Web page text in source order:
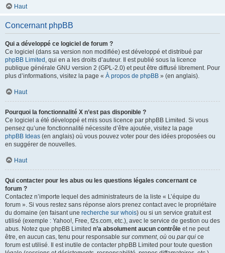
Haut
Concernant phpBB
Qui a développé ce logiciel de forum ?
Ce logiciel (dans sa version non modifiée) est développé et distribué par
phpBB Limited , qui en a les droits d’auteur. Il est publié sous la licence
publique générale GNU version 2 (GPL-2.0) et peut être diffusé librement. Pour
plus d’informations, visitez la page « À propos de phpBB » (en anglais).
Haut
Pourquoi la fonctionnalité X n’est pas disponible ?
Ce logiciel a été développé et mis sous licence par phpBB Limited. Si vous
pensez qu’une fonctionnalité nécessite d’être ajoutée, visitez la page
phpBB Ideas (en anglais) où vous pouvez voter pour des idées proposées ou
en suggérer de nouvelles.
Haut
Qui contacter pour les abus ou les questions légales concernant ce
forum ?
Contactez n’importe lequel des administrateurs de la liste « L’équipe du
forum ». Si vous restez sans réponse alors prenez contact avec le propriétaire
du domaine (en faisant une recherche sur whois) ou si un service gratuit est
utilisé (exemple : Yahoo!, Free, f2s.com, etc.), avec le service de gestion ou des
abus. Notez que phpBB Limited n’a absolument aucun contrôle et ne peut
être, en aucun cas, tenu pour responsable sur comment, où ou par qui ce
forum est utilisé. Il est inutile de contacter phpBB Limited pour toute question